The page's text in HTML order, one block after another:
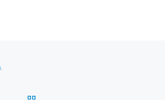
entradas